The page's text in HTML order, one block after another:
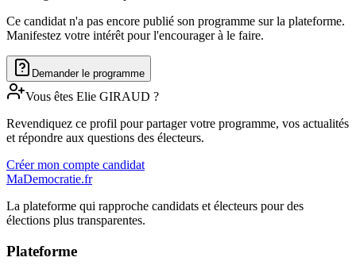
Ce candidat n'a pas encore publié son programme sur la plateforme.
Manifestez votre intérêt pour l'encourager à le faire.
Demander le programme
Vous êtes Elie GIRAUD ?
Revendiquez ce profil pour partager votre programme, vos actualités
et répondre aux questions des électeurs.
Créer mon compte candidat
MaDemocratie.fr
La plateforme qui rapproche candidats et électeurs pour des
élections plus transparentes.
Plateforme